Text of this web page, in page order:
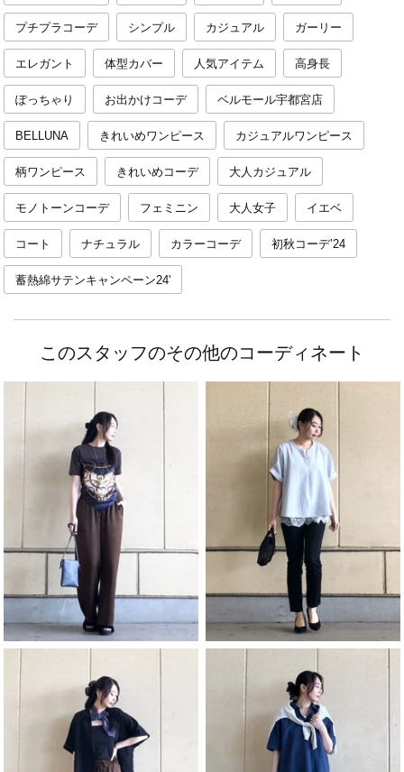
プチプラコーデ シンプル カジュアル ガーリー
エレガント 体型カバー 人気アイテム 高身長
ぽっちゃり お出かけコーデ ベルモール宇都宮店
BELLUNA きれいめワンピース カジュアルワンピース
柄ワンピース きれいめコーデ 大人カジュアル
モノトーンコーデ フェミニン 大人女子 イエベ
コート ナチュラル カラーコーデ 初秋コーデ’24
蓄熱綿サテンキャンペーン24'
このスタッフのその他のコーディネート